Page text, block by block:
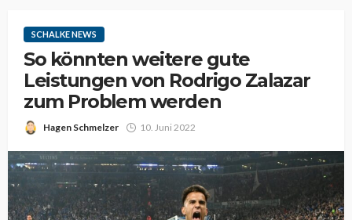
SCHALKE NEWS
So könnten weitere gute
Leistungen von Rodrigo Zalazar
zum Problem werden
Hagen Schmelzer 10. Juni 2022